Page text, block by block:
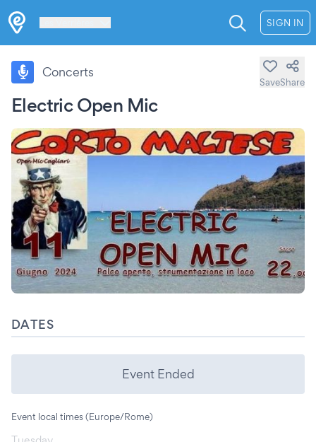
SIGN IN
Electric Open Mic
Concerts
SaveShare
DATES
Event Ended
Event local times (Europe/Rome)